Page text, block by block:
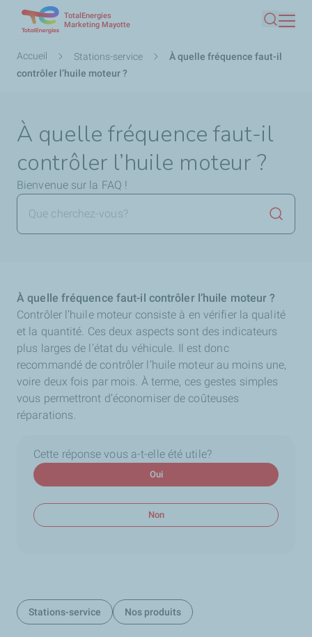
contenu
TotalEnergies
Marketing Mayotte
Fil
d'Ariane
Accueil Stations-service
À quelle fréquence faut-il
contrôler l’huile moteur ?
À quelle fréquence faut-il
contrôler l’huile moteur ?
Bienvenue sur la FAQ !
À quelle fréquence faut-il contrôler l’huile moteur ?
Contrôler l’huile moteur consiste à en vérifier la qualité
et la quantité. Ces deux aspects sont des indicateurs
plus larges de l’état du véhicule. Il est donc
recommandé de contrôler l’huile moteur au moins une,
voire deux fois par mois. À terme, ces gestes simples
vous permettront d’économiser de coûteuses
réparations.
Cette réponse vous a-t-elle été utile?
Oui
Non
Stations-service Nos produits